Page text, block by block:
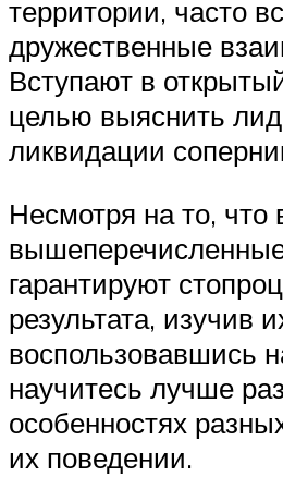
территории, часто
дружественные
Вступают в
целью выяснить
ликвидации
Несмотря на то, что
гарантируют
результата, изучив
воспользовавшись
научитесь лучше
особенностях
их поведении.